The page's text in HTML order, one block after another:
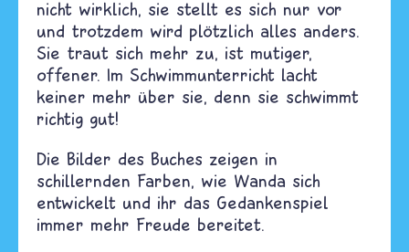
nicht wirklich, sie stellt es sich nur vor
und trotzdem wird plötzlich alles anders.
Sie traut sich mehr zu, ist mutiger,
offener. Im Schwimmunterricht lacht
keiner mehr über sie, denn sie schwimmt
richtig gut!
Die Bilder des Buches zeigen in
schillernden Farben, wie Wanda sich
entwickelt und ihr das Gedankenspiel
immer mehr Freude bereitet.